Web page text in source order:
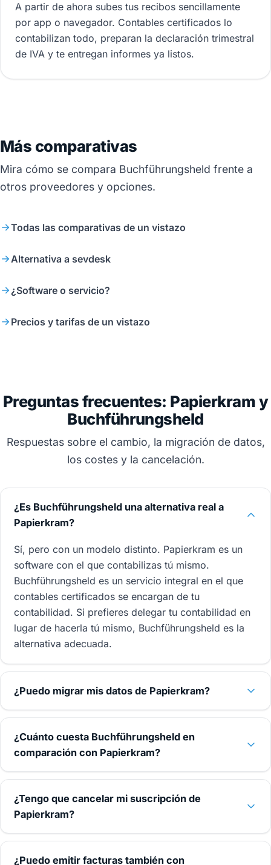
A partir de ahora subes tus recibos sencillamente
por app o navegador. Contables certificados lo
contabilizan todo, preparan la declaración trimestral
de IVA y te entregan informes ya listos.
Más comparativas
Mira cómo se compara Buchführungsheld frente a
otros proveedores y opciones.
Todas las comparativas de un vistazo
Alternativa a sevdesk
¿Software o servicio?
Precios y tarifas de un vistazo
Preguntas frecuentes: Papierkram y
Buchführungsheld
Respuestas sobre el cambio, la migración de datos,
los costes y la cancelación.
¿Es Buchführungsheld una alternativa real a
Papierkram?
Sí, pero con un modelo distinto. Papierkram es un
software con el que contabilizas tú mismo.
Buchführungsheld es un servicio integral en el que
contables certificados se encargan de tu
contabilidad. Si prefieres delegar tu contabilidad en
lugar de hacerla tú mismo, Buchführungsheld es la
alternativa adecuada.
¿Puedo migrar mis datos de Papierkram?
¿Cuánto cuesta Buchführungsheld en
comparación con Papierkram?
¿Tengo que cancelar mi suscripción de
Papierkram?
¿Puedo emitir facturas también con